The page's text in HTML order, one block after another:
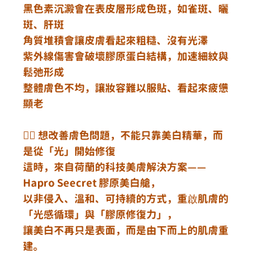
黑色素沉澱會在表皮層形成色斑，如雀斑、曬
斑、肝斑
角質堆積會讓皮膚看起來粗糙、沒有光澤
紫外線傷害會破壞膠原蛋白結構，加速細紋與
鬆弛形成
整體膚色不均，讓妝容難以服貼、看起來疲憊
顯老
🧖‍♀️ 想改善膚色問題，不能只靠美白精華，而
是從「光」開始修復
這時，來自荷蘭的科技美膚解決方案——
Hapro Seecret 膠原美白艙，
以非侵入、溫和、可持續的方式，重啟肌膚的
「光感循環」與「膠原修復力」，
讓美白不再只是表面，而是由下而上的肌膚重
建。